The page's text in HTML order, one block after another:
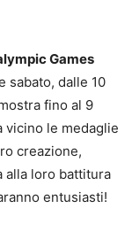
Games
sabato, dalle 10
fino al 9
vicino le medaglie
creazione,
alla loro battitura
entusiasti!